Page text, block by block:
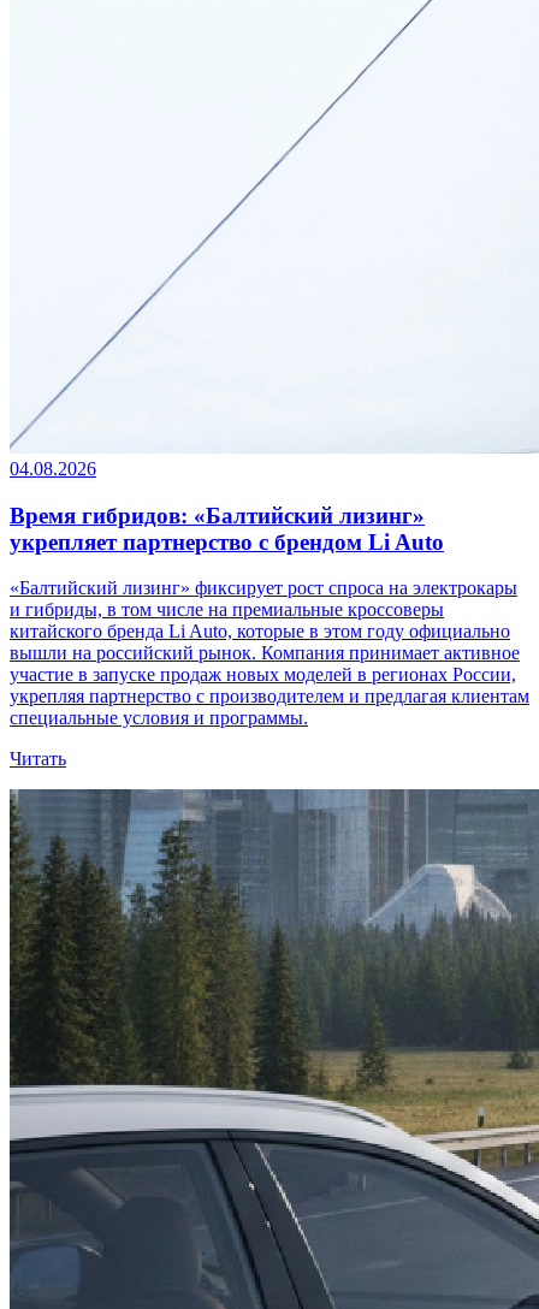
04.08.2026
Время гибридов: «Балтийский лизинг»
укрепляет партнерство с брендом Li Auto
«Балтийский лизинг» фиксирует рост спроса на электрокары
и гибриды, в том числе на премиальные кроссоверы
китайского бренда Li Auto, которые в этом году официально
вышли на российский рынок. Компания принимает активное
участие в запуске продаж новых моделей в регионах России,
укрепляя партнерство с производителем и предлагая клиентам
специальные условия и программы.
Читать